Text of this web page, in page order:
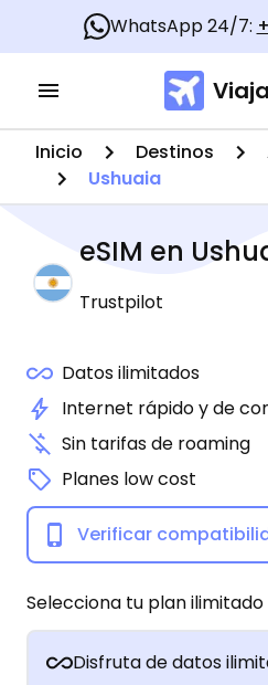
WhatsApp 24/7:
Inicio Destinos
Ushuaia
eSIM en
Trustpilot
Datos ilimitados
Internet rápido y de
Sin tarifas de roaming
Planes low cost
Verificar
Selecciona tu plan ilimitado
Disfruta de datos